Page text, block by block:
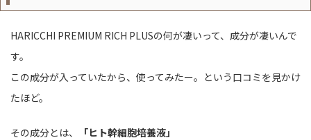
HARICCHI PREMIUM RICH PLUSの何が凄いって、成分が凄いんで
す。
この成分が入っていたから、使ってみたー。という口コミを見かけ
たほど。
その成分とは、 「ヒト幹細胞培養液」